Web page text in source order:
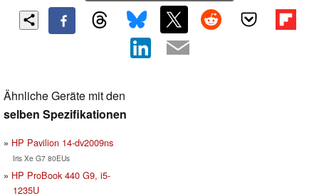
Ähnliche Geräte mit den
selben Spezifikationen
HP Pavilion 14-dv2009ns
Iris Xe G7 80EUs
HP ProBook 440 G9, i5-
1235U